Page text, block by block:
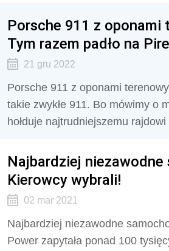
Porsche 911 z oponami
Tym razem padło na
21 gru 2022
Porsche 911 z oponami
takie zwykłe 911. Bo mówimy o
hołduje najtrudniejszemu
Najbardziej niezawodne
Kierowcy wybrali!
02 mar 2021
Najbardziej niezawodne
Power zapytała ponad 100